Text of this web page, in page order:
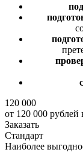
120 000
от 120 000 рублей
Заказать
Стандарт
Наиболее